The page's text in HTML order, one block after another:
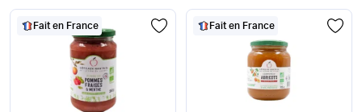
Fait en France Fait en France